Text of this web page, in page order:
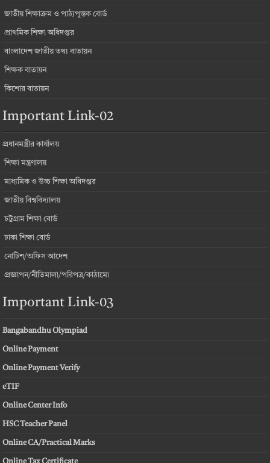
জাতীয় শিক্ষাক্রম ও পাঠ্যপুস্তক বোর্ড
প্রাথমিক শিক্ষা অধিদপ্তর
বাংলাদেশ জাতীয় তথ্য বাতায়ন
শিক্ষক বাতায়ন
কিশোর বাতায়ন
Important Link-02
প্রধানমন্ত্রীর কার্যালয়
শিক্ষা মন্ত্রণালয়
মাধ্যমিক ও উচ্চ শিক্ষা অধিদপ্তর
জাতীয় বিশ্ববিদ্যালয়
চট্টগ্রাম শিক্ষা বোর্ড
ঢাকা শিক্ষা বোর্ড
নোটিশ/অফিস আদেশ
প্রজ্ঞাপন/নীতিমালা/পরিপত্র/কাঠামো
Important Link-03
Bangabandhu Olympiad
Online Payment
Online Payment Verify
eTIF
Online Center Info
HSC Teacher Panel
Online CA/Practical Marks
Online Tax Certificate